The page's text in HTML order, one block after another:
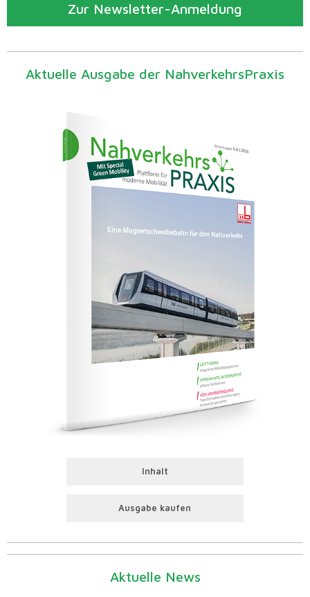
Zur Newsletter-Anmeldung
Aktuelle Ausgabe der NahverkehrsPraxis
Inhalt
Ausgabe kaufen
Aktuelle News